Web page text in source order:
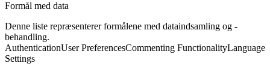
Formål med data
Denne liste repræsenterer formålene med dataindsamling og -
behandling.
AuthenticationUser PreferencesCommenting FunctionalityLanguage
Settings